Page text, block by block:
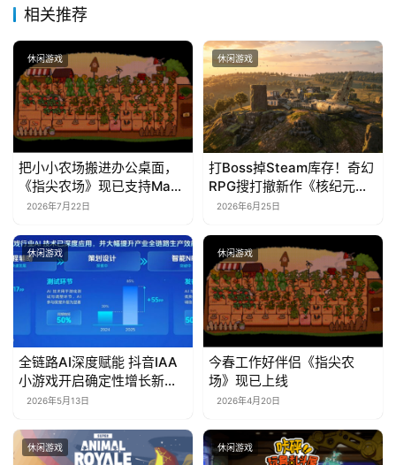
相关推荐
休闲游戏
把小小农场搬进办公桌面，
《指尖农场》现已支持Mac
系统！
2026年7月22日
休闲游戏
打Boss掉Steam库存！奇幻
RPG搜打撤新作《核纪元》
正式上线Steam：武器属性
2026年6月25日
休闲游戏
全链路AI深度赋能 抖音IAA
小游戏开启确定性增长新周
期2026年5月13日
休闲游戏
今春工作好伴侣《指尖农
场》现已上线
2026年4月20日
休闲游戏 休闲游戏